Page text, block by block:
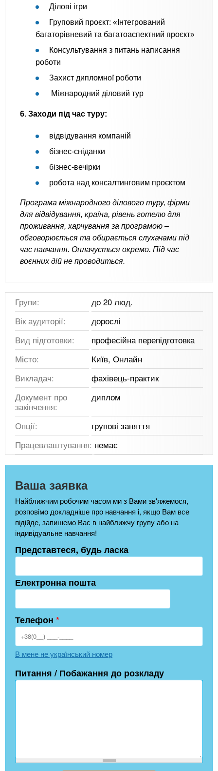
Ділові ігри
Груповий проєкт: «Інтегрований
багаторівневий та багатоаспектний проєкт»
Консультування з питань написання
роботи
Захист дипломної роботи
Міжнародний діловий тур
6. Заходи під час туру:
відвідування компаній
бізнес-сніданки
бізнес-вечірки
робота над консалтинговим проєктом
Програма міжнародного ділового туру, фірми
для відвідування, країна, рівень готелю для
проживання, харчування за програмою –
обговорюється та обирається слухачами під
час навчання. Оплачується окремо. Під час
воєнних дій не проводиться.
Групи:
до 20 люд.
Вік аудиторії:
дорослі
Вид підготовки:
професійна перепідготовка
Місто:
Київ, Онлайн
Викладач:
фахівець-практик
Документ про
закінчення:
диплом
Опції:
групові заняття
Працевлаштування: немає
Ваша заявка
Найближчим робочим часом ми з Вами зв'яжемося,
розповімо докладніше про навчання і, якщо Вам все
підійде, запишемо Вас в найближчу групу або на
індивідуальне навчання!
Представтеся, будь ласка
Електронна пошта
Телефон *
В мене не український номер
Питання / Побажання до розкладу